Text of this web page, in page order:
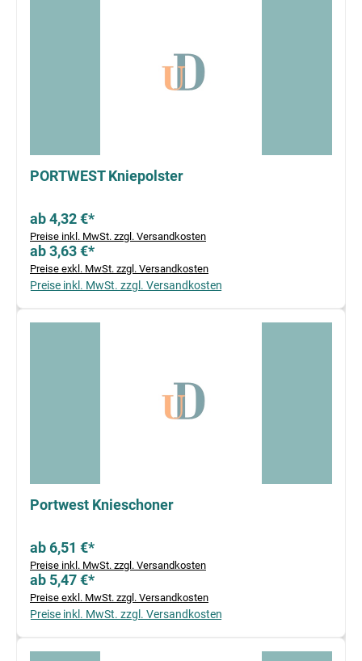
PORTWEST Kniepolster
ab 4,32 €*
Preise inkl. MwSt. zzgl. Versandkosten
ab 3,63 €*
Preise exkl. MwSt. zzgl. Versandkosten
Preise inkl. MwSt. zzgl. Versandkosten
Portwest Knieschoner
ab 6,51 €*
Preise inkl. MwSt. zzgl. Versandkosten
ab 5,47 €*
Preise exkl. MwSt. zzgl. Versandkosten
Preise inkl. MwSt. zzgl. Versandkosten